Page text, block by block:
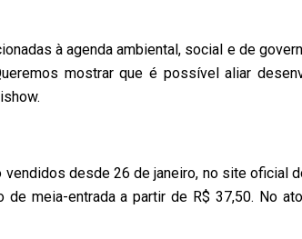
à agenda ambiental, social e de
mostrar que é possível aliar
desde 26 de janeiro, no site oficial
meia-entrada a partir de R$ 37,50. No